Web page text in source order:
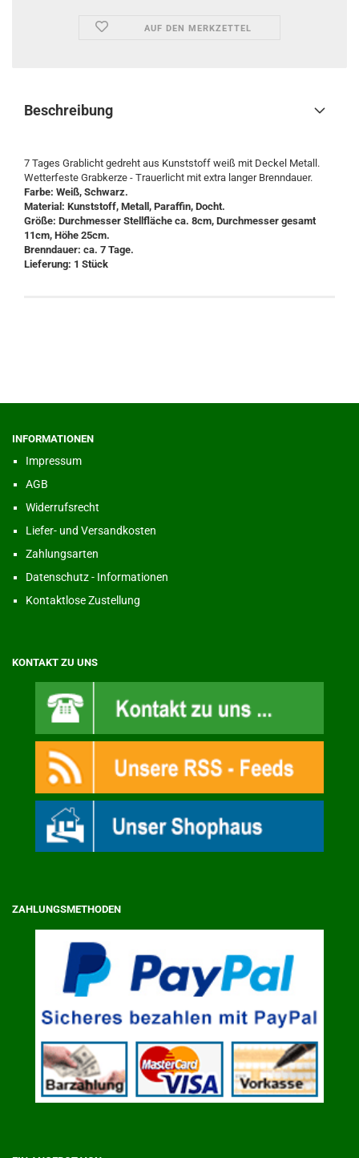
AUF DEN MERKZETTEL
Beschreibung
7 Tages Grablicht gedreht aus Kunststoff weiß mit Deckel Metall.
Wetterfeste Grabkerze - Trauerlicht mit extra langer Brenndauer.
Farbe: Weiß, Schwarz.
Material: Kunststoff, Metall, Paraffin, Docht.
Größe: Durchmesser Stellfläche ca. 8cm, Durchmesser gesamt
11cm, Höhe 25cm.
Brenndauer: ca. 7 Tage.
Lieferung: 1 Stück
INFORMATIONEN
Impressum
AGB
Widerrufsrecht
Liefer- und Versandkosten
Zahlungsarten
Datenschutz - Informationen
Kontaktlose Zustellung
KONTAKT ZU UNS
ZAHLUNGSMETHODEN